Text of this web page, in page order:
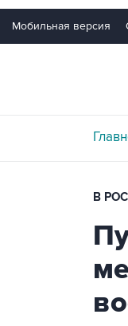
Мобильная версия
В